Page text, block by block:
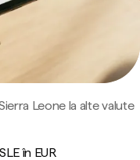
Leone la alte valute
SLE în EUR